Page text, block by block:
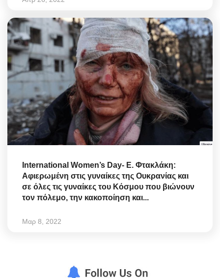
International Women’s Day- Ε. Φτακλάκη:
Αφιερωμένη στις γυναίκες της Ουκρανίας και
σε όλες τις γυναίκες του Κόσμου που βιώνουν
τον πόλεμο, την κακοποίηση και...
Μαρ 8, 2022